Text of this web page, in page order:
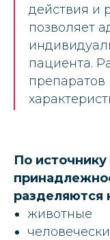
действия и
позволяет
пациента.
препаратов
По
разделяются
животные